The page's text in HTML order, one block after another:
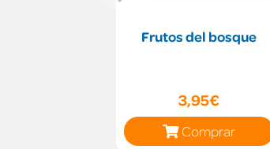
Frutos del bosque
3,95€
Comprar